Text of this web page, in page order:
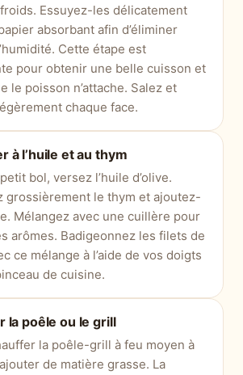
Essuyez-les délicatement
absorbant afin d’éliminer
Cette étape est
pour obtenir une belle cuisson et
le poisson n’attache. Salez et
chaque face.
à l’huile et au thym
bol, versez l’huile d’olive.
grossièrement le thym et ajoutez-
Mélangez avec une cuillère pour
arômes. Badigeonnez les filets de
ce mélange à l’aide de vos doigts
de cuisine.
la poêle ou le grill
la poêle-grill à feu moyen à
de matière grasse. La